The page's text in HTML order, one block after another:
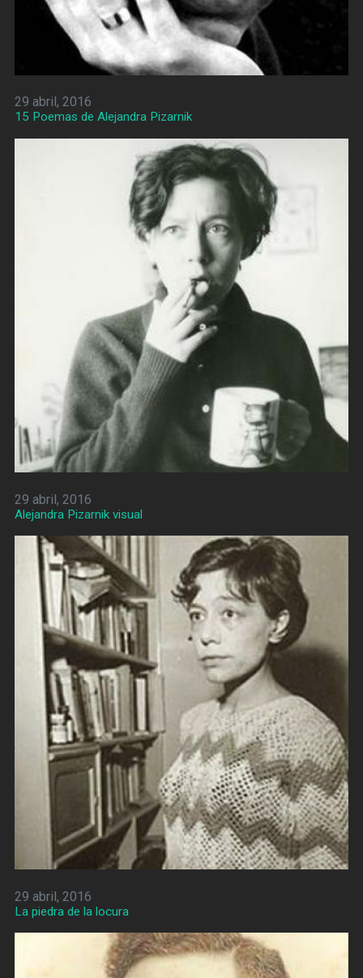
29 abril, 2016
15 Poemas de Alejandra Pizarnik
29 abril, 2016
Alejandra Pizarnik visual
29 abril, 2016
La piedra de la locura